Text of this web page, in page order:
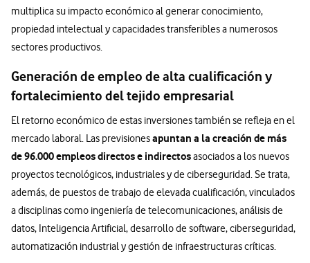
multiplica su impacto económico al generar conocimiento,
propiedad intelectual y capacidades transferibles a numerosos
sectores productivos.
Generación de empleo de alta cualificación y
fortalecimiento del tejido empresarial
El retorno económico de estas inversiones también se refleja en el
mercado laboral. Las previsionesapuntan a la creación de más
de 96.000 empleos directos e indirectosasociados a los nuevos
proyectos tecnológicos, industriales y de ciberseguridad. Se trata,
además, de puestos de trabajo de elevada cualificación, vinculados
a disciplinas como ingeniería de telecomunicaciones, análisis de
datos, Inteligencia Artificial, desarrollo de software, ciberseguridad,
automatización industrial y gestión de infraestructuras críticas.